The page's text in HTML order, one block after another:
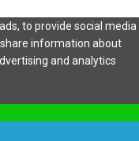
to provide social media
information about
and analytics